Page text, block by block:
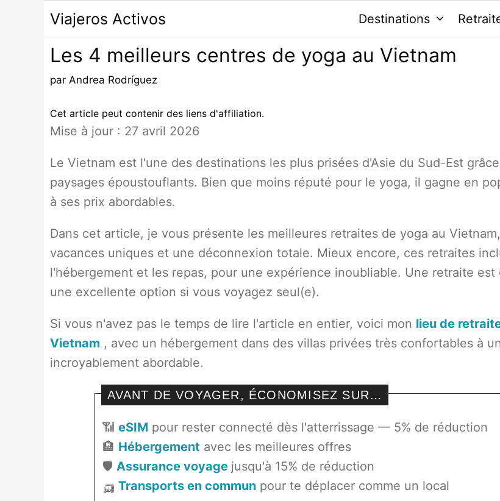
Viajeros Activos Destinations
Les 4 meilleurs centres de yoga au Vietnam
par Andrea Rodríguez
Cet article peut contenir des liens d'affiliation.
Mise à jour : 27 avril 2026
Le Vietnam est l'une des destinations les plus prisées d'Asie du Sud-Est
paysages époustouflants. Bien que moins réputé pour le yoga, il gagne en
à ses prix abordables.
Dans cet article, je vous présente les meilleures retraites de yoga au
vacances uniques et une déconnexion totale. Mieux encore, ces retraites
l'hébergement et les repas, pour une expérience inoubliable. Une retraite est
une excellente option si vous voyagez seul(e).
Si vous n'avez pas le temps de lire l'article en entier, voici mon lieu de
Vietnam , avec un hébergement dans des villas privées très confortables à
incroyablement abordable.
AVANT DE VOYAGER, ÉCONOMISEZ SUR…
📶 eSIM pour rester connecté dès l'atterrissage — 5% de réduction
🏨 Hébergement avec les meilleures offres
🛡️ Assurance voyage jusqu'à 15% de réduction
🛺 Transports en communpour te déplacer comme un local